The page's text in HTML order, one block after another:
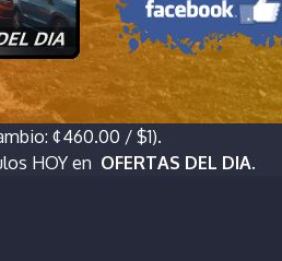
¢460.00 / $1).
HOY en OFERTAS DEL DIA.